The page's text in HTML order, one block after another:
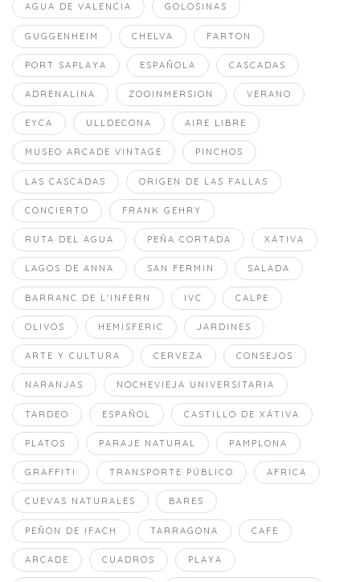
AGUA DE VALENCIA GOLOSINAS
GUGGENHEIM CHELVA FARTON
PORT SAPLAYA ESPAÑOLA CASCADAS
ADRENALINA ZOOINMERSION VERANO
EYCA ULLDECONA AIRE LIBRE
MUSEO ARCADE VINTAGE PINCHOS
LAS CASCADAS ORIGEN DE LAS FALLAS
CONCIERTO FRANK GEHRY
RUTA DEL AGUA PEÑA CORTADA XÁTIVA
LAGOS DE ANNA SAN FERMIN SALADA
BARRANC DE L'INFERN IVC CALPE
OLIVOS HEMISFERIC JARDINES
ARTE Y CULTURA CERVEZA CONSEJOS
NARANJAS NOCHEVIEJA UNIVERSITARIA
TARDEO ESPAÑOL CASTILLO DE XÁTIVA
PLATOS PARAJE NATURAL PAMPLONA
GRAFFITI TRANSPORTE PÚBLICO AFRICA
CUEVAS NATURALES BARES
PEÑON DE IFACH TARRAGONA CAFE
ARCADE CUADROS PLAYA